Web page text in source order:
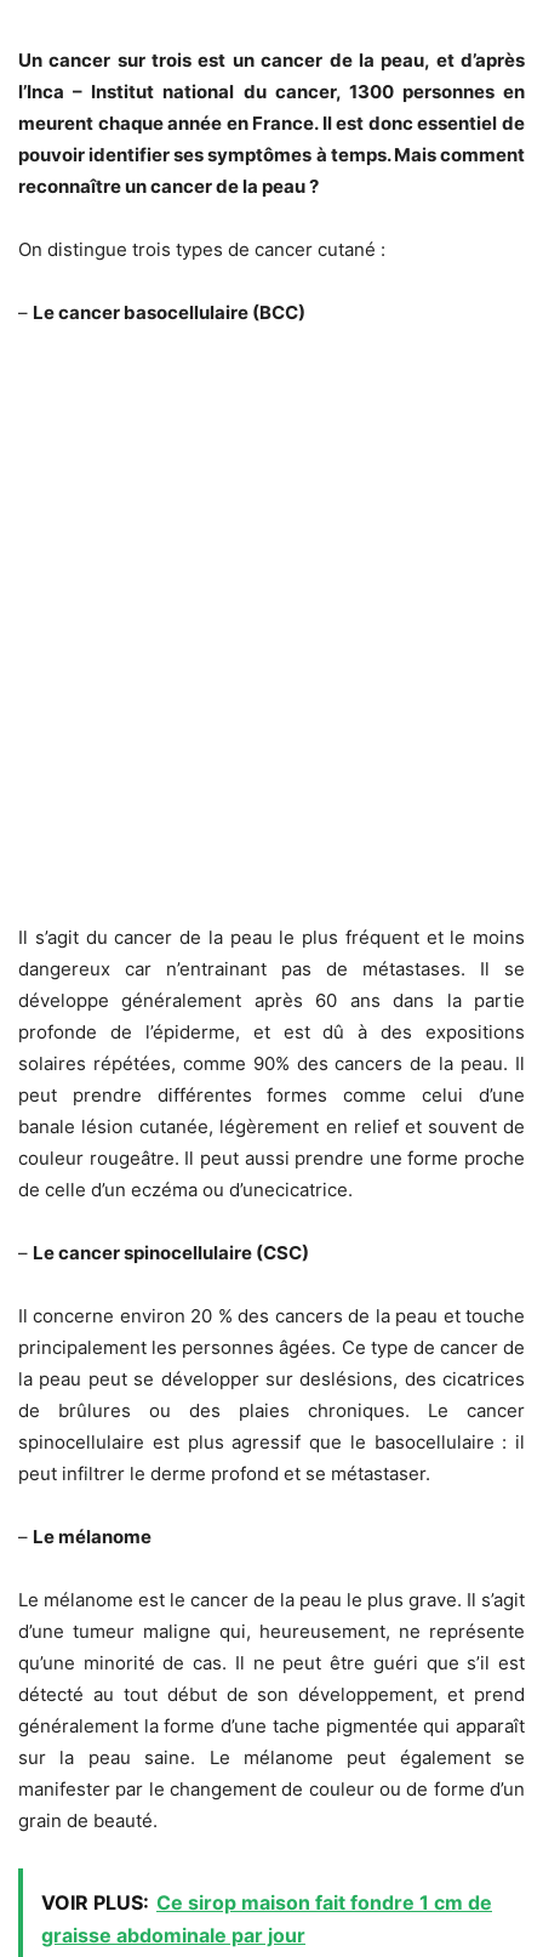
Un cancer sur trois est un cancer de la peau, et d’après
l’Inca – Institut national du cancer, 1300 personnes en
meurent chaque année en France. Il est donc essentiel de
pouvoir identifier ses symptômes à temps. Mais comment
reconnaître un cancer de la peau ?
On distingue trois types de cancer cutané :
– Le cancer basocellulaire (BCC)
Il s’agit du cancer de la peau le plus fréquent et le moins
dangereux car n’entrainant pas de métastases. Il se
développe généralement après 60 ans dans la partie
profonde de l’épiderme, et est dû à des expositions
solaires répétées, comme 90% des cancers de la peau. Il
peut prendre différentes formes comme celui d’une
banale lésion cutanée, légèrement en relief et souvent de
couleur rougeâtre. Il peut aussi prendre une forme proche
de celle d’un eczéma ou d’unecicatrice.
– Le cancer spinocellulaire (CSC)
Il concerne environ 20 % des cancers de la peau et touche
principalement les personnes âgées. Ce type de cancer de
la peau peut se développer sur deslésions, des cicatrices
de brûlures ou des plaies chroniques. Le cancer
spinocellulaire est plus agressif que le basocellulaire : il
peut infiltrer le derme profond et se métastaser.
– Le mélanome
Le mélanome est le cancer de la peau le plus grave. Il s’agit
d’une tumeur maligne qui, heureusement, ne représente
qu’une minorité de cas. Il ne peut être guéri que s’il est
détecté au tout début de son développement, et prend
généralement la forme d’une tache pigmentée qui apparaît
sur la peau saine. Le mélanome peut également se
manifester par le changement de couleur ou de forme d’un
grain de beauté.
VOIR PLUS: Ce sirop maison fait fondre 1 cm de
graisse abdominale par jour